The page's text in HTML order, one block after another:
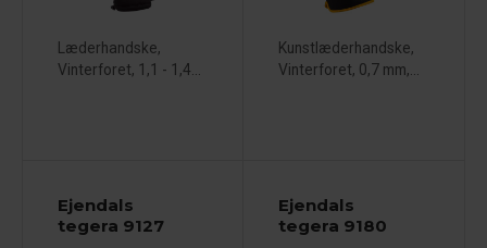
Læderhandske,
Vinterforet, 1,1 - 1,4...
Kunstlæderhandske,
Vinterforet, 0,7 mm,...
Ejendals
tegera 9127
Ejendals
tegera 9180